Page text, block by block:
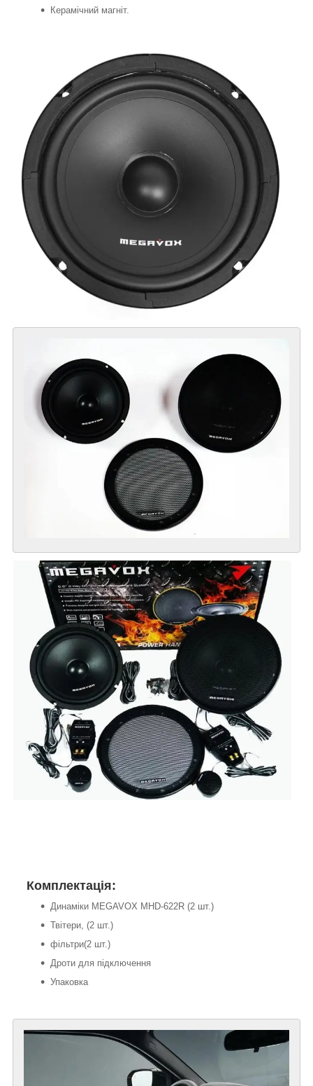
Керамічний магніт.
Комплектація:
Динаміки MEGAVOX MHD-622R (2 шт.)
Твітери, (2 шт.)
фільтри(2 шт.)
Дроти для підключення
Упаковка